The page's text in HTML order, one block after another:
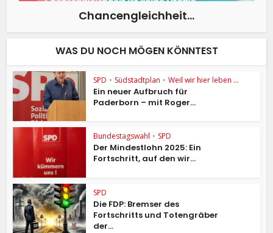
Chancengleichheit…
WAS DU NOCH MÖGEN KÖNNTEST
SPD • Südstadtplan • Weil wir hier leben ...
Ein neuer Aufbruch für
Paderborn – mit Roger...
Bundestagswahl • SPD
Der Mindestlohn 2025: Ein
Fortschritt, auf den wir...
SPD
Die FDP: Bremser des
Fortschritts und Totengräber
der...